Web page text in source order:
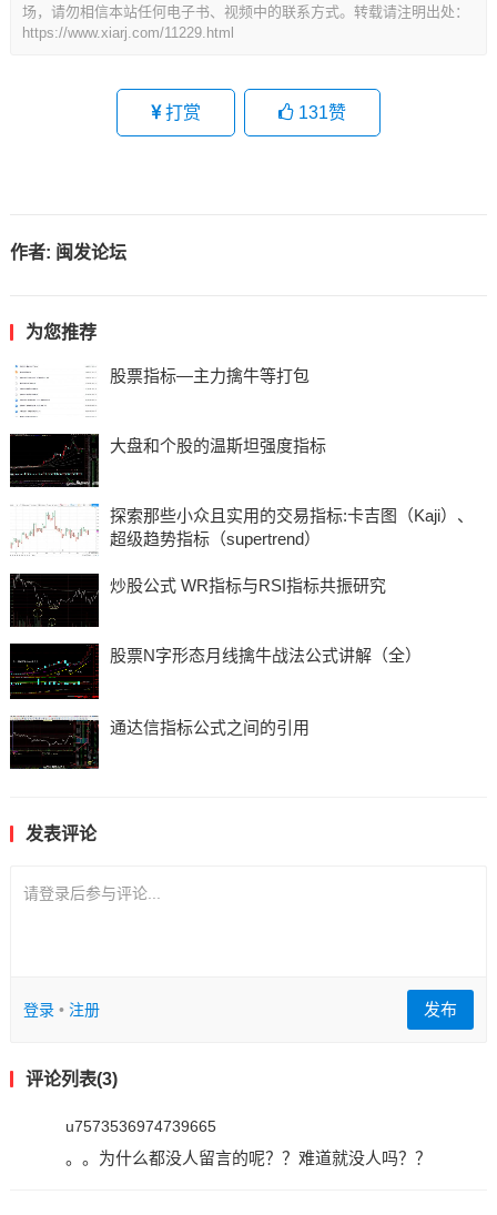
场，请勿相信本站任何电子书、视频中的联系方式。转载请注明出处：
https://www.xiarj.com/11229.html
打赏 131赞
作者: 闽发论坛
为您推荐
股票指标—主力擒牛等打包
大盘和个股的温斯坦强度指标
探索那些小众且实用的交易指标:卡吉图（Kaji）、
超级趋势指标（supertrend）
炒股公式 WR指标与RSI指标共振研究
股票N字形态月线擒牛战法公式讲解（全）
通达信指标公式之间的引用
发表评论
请登录后参与评论...
登录• 注册 发布
评论列表(3)
u7573536974739665
。。为什么都没人留言的呢？？难道就没人吗？？